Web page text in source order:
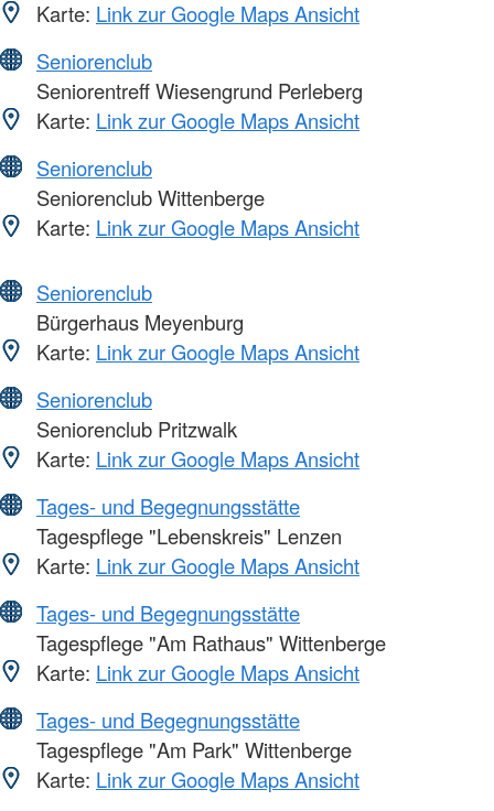
Karte: Link zur Google Maps Ansicht
Seniorenclub
Seniorentreff Wiesengrund Perleberg
Karte: Link zur Google Maps Ansicht
Seniorenclub
Seniorenclub Wittenberge
Karte: Link zur Google Maps Ansicht
Seniorenclub
Bürgerhaus Meyenburg
Karte: Link zur Google Maps Ansicht
Seniorenclub
Seniorenclub Pritzwalk
Karte: Link zur Google Maps Ansicht
Tages- und Begegnungsstätte
Tagespflege "Lebenskreis" Lenzen
Karte: Link zur Google Maps Ansicht
Tages- und Begegnungsstätte
Tagespflege "Am Rathaus" Wittenberge
Karte: Link zur Google Maps Ansicht
Tages- und Begegnungsstätte
Tagespflege "Am Park" Wittenberge
Karte: Link zur Google Maps Ansicht